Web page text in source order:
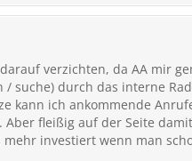
verzichten, da AA mir
/ suche) durch das interne
kann ich ankommende
Aber fleißig auf der Seite
investiert wenn man